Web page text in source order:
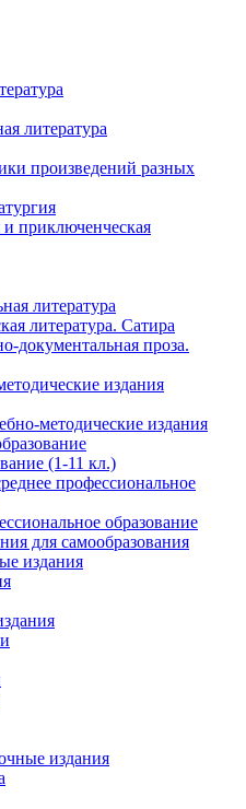
литература
произведений разных
и приключенческая
литература
литература. Сатира
документальная проза.
издания
методические издания
(1-11 кл.)
профессиональное
образование
для самообразования
издания
издания